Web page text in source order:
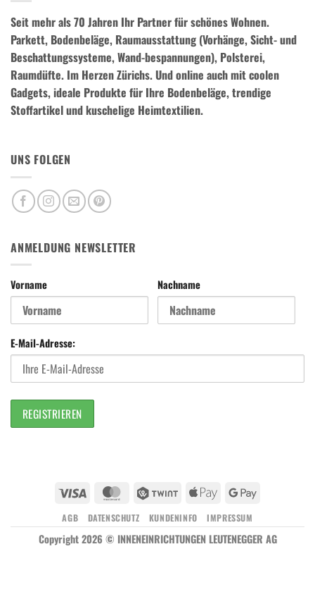
Seit mehr als 70 Jahren Ihr Partner für schönes Wohnen.
Parkett, Bodenbeläge, Raumausstattung (Vorhänge, Sicht- und
Beschattungssysteme, Wand-bespannungen), Polsterei,
Raumdüfte. Im Herzen Zürichs. Und online auch mit coolen
Gadgets, ideale Produkte für Ihre Bodenbeläge, trendige
Stoffartikel und kuschelige Heimtextilien.
UNS FOLGEN
ANMELDUNG NEWSLETTER
Vorname Nachname
E-Mail-Adresse:
Visa MasterCard Twint
Apple
Google
AGB DATENSCHUTZ KUNDENINFO IMPRESSUM
Copyright 2026 © INNENEINRICHTUNGEN LEUTENEGGER AG